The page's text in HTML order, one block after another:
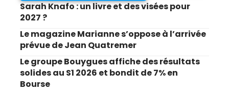
Sarah Knafo : un livre et des visées pour
2027 ?
Le magazine Marianne s’oppose à l’arrivée
prévue de Jean Quatremer
Le groupe Bouygues affiche des résultats
solides au S1 2026 et bondit de 7% en
Bourse